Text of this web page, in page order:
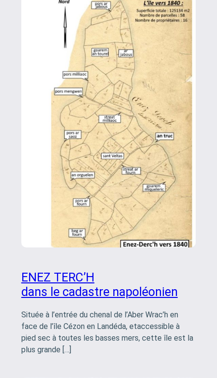
ENEZ TERC’H
dans le cadastre napoléonien
Située à l’entrée du chenal de l’Aber Wrac’h en
face de l’île Cézon en Landéda, etaccessible à
pied sec à toutes les basses mers, cette île est la
plus grande […]